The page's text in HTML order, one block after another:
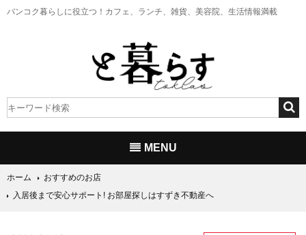
バンコク暮らしに役立つ！ カフェ、ランチ、雑貨、美容院、生活情報満載
MENU
ホーム
おすすめのお店
入居後まで安心サポート! お部屋探しはすずき不動産へ